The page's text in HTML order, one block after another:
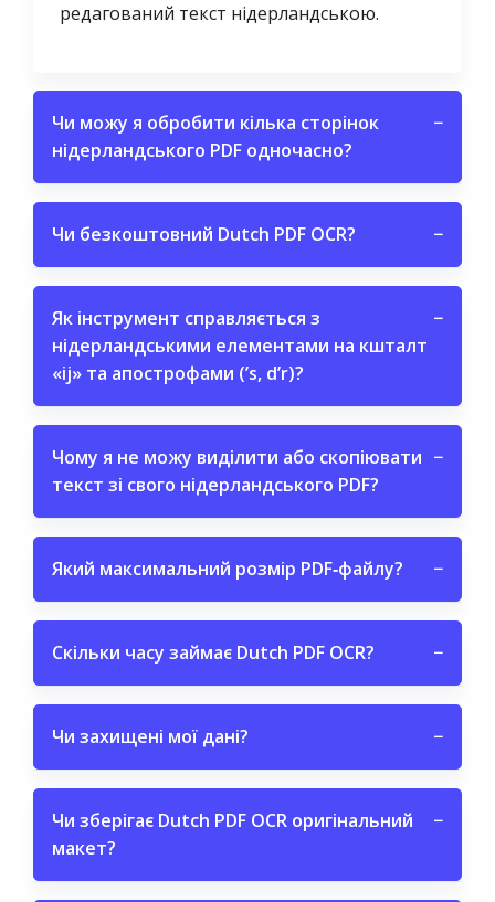
редагований текст нідерландською.
Чи можу я обробити кілька сторінок
нідерландського PDF одночасно?
−
Чи безкоштовний Dutch PDF OCR? −
Як інструмент справляється з
нідерландськими елементами на кшталт
«ij» та апострофами (’s, d’r)?
−
Чому я не можу виділити або скопіювати
текст зі свого нідерландського PDF?
−
Який максимальний розмір PDF‑файлу? −
Скільки часу займає Dutch PDF OCR? −
Чи захищені мої дані? −
Чи зберігає Dutch PDF OCR оригінальний
макет?
−